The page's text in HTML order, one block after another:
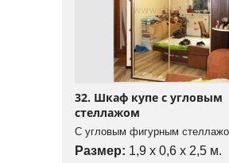
32. Шкаф купе с угловым
стеллажом
С угловым фигурным
Размер: 1,9 x 0,6 x 2,5 м.